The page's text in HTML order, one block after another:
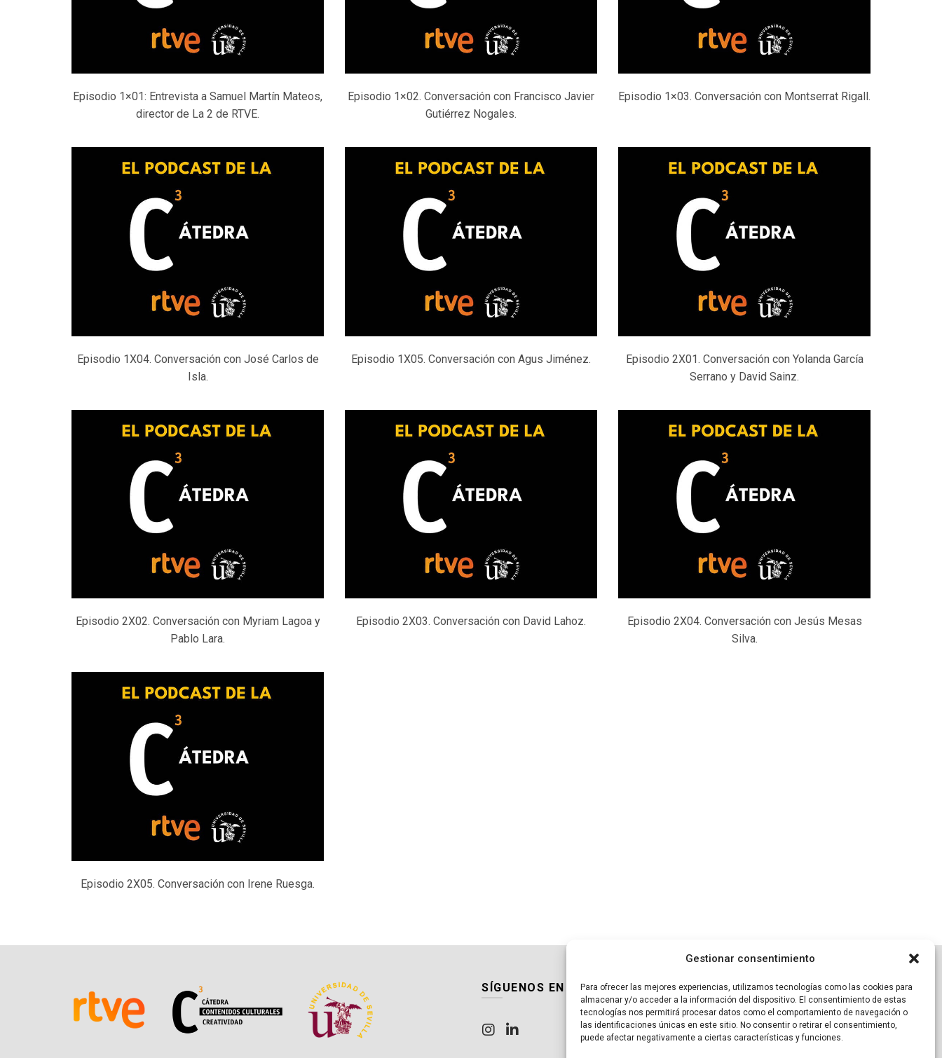
Gestionar consentimiento
Para ofrecer las mejores experiencias, utilizamos tecnologías como las cookies para
almacenar y/o acceder a la información del dispositivo. El consentimiento de estas
tecnologías nos permitirá procesar datos como el comportamiento de navegación o
las identificaciones únicas en este sitio. No consentir o retirar el consentimiento,
puede afectar negativamente a ciertas características y funciones.
Episodio 1×01: Entrevista a Samuel Martín Mateos,
director de La 2 de RTVE.
Episodio 1×02. Conversación con Francisco Javier
Gutiérrez Nogales.
Episodio 1×03. Conversación con Montserrat Rigall.
Episodio 1X04. Conversación con José Carlos de
Isla.
Episodio 1X05. Conversación con Agus Jiménez.
Episodio 2X01. Conversación con Yolanda García
Serrano y David Sainz.
Episodio 2X02. Conversación con Myriam Lagoa y
Pablo Lara.
Episodio 2X03. Conversación con David Lahoz.
Episodio 2X04. Conversación con Jesús Mesas
Silva.
Episodio 2X05. Conversación con Irene Ruesga.
SÍGUENOS EN LAS REDES SOCIALES